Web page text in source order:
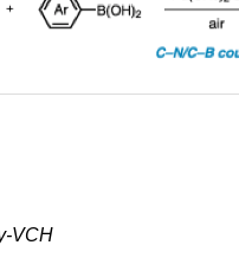
VCH